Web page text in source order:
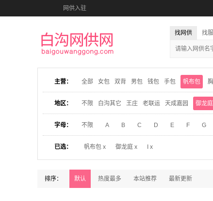
网供入驻
找网供 找
主营： 全部 女包 双背 男包 钱包 手包 帆布包
地区： 不限 白沟其它 王庄 老联运 天成嘉园 御龙庭
字母： 不限 A B C D E F G
已选： 帆布包 x 御龙庭 x I x
排序： 默认 热度最多 本站推荐 最新更新